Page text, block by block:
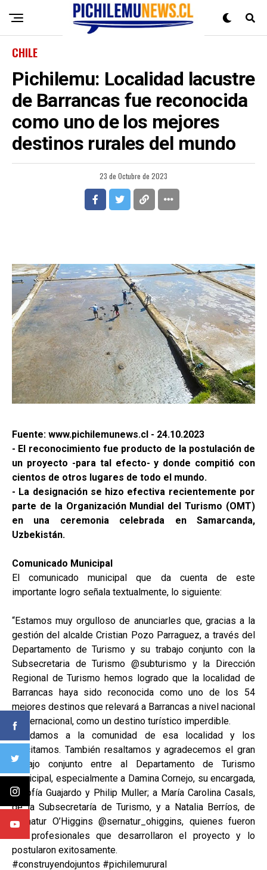
CHILE
Pichilemu: Localidad lacustre
de Barrancas fue reconocida
como uno de los mejores
destinos rurales del mundo
23 de Octubre de 2023
Fuente: www.pichilemunews.cl - 24.10.2023
- El reconocimiento fue producto de la postulación de
un proyecto -para tal efecto- y donde compitió con
cientos de otros lugares de todo el mundo.
- La designación se hizo efectiva recientemente por
parte de la Organización Mundial del Turismo (OMT)
en una ceremonia celebrada en Samarcanda,
Uzbekistán.
Comunicado Municipal
El comunicado municipal que da cuenta de este
importante logro señala textualmente, lo siguiente:
“Estamos muy orgulloso de anunciarles que, gracias a la
gestión del alcalde Cristian Pozo Parraguez, a través del
Departamento de Turismo y su trabajo conjunto con la
Subsecretaria de Turismo @subturismo y la Dirección
Regional de Turismo hemos logrado que la localidad de
Barrancas haya sido reconocida como uno de los 54
mejores destinos que relevará a Barrancas a nivel nacional
e internacional, como un destino turístico imperdible.
Saludamos a la comunidad de esa localidad y los
felicitamos. También resaltamos y agradecemos el gran
trabajo conjunto entre al Departamento de Turismo
municipal, especialmente a Damina Cornejo, su encargada,
a Sofía Guajardo y Philip Muller; a María Carolina Casals,
de la Subsecretaría de Turismo, y a Natalia Berríos, de
Sernatur O’Higgins @sernatur_ohiggins, quienes fueron
los profesionales que desarrollaron el proyecto y lo
postularon exitosamente.
#construyendojuntos #pichilemurural